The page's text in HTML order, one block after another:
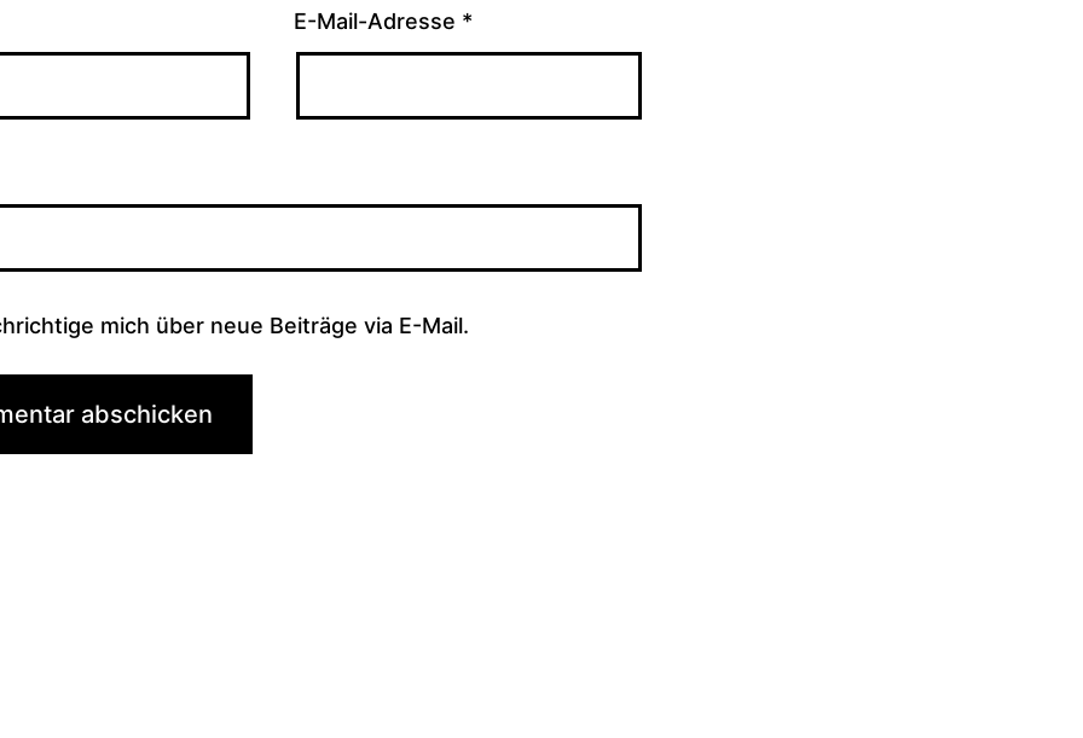
E-Mail-Adresse *
mich über neue Beiträge via E-Mail.